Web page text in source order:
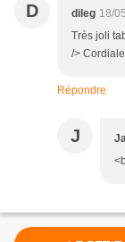
D dileg 18/
Très joli
/>
Répondre
J